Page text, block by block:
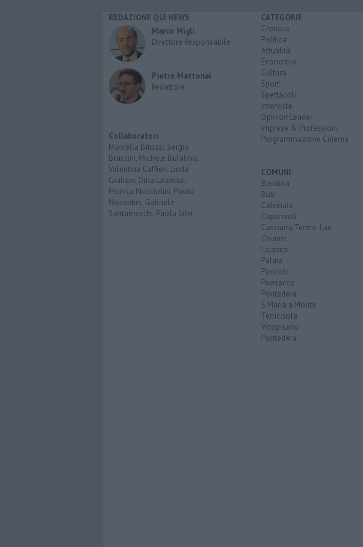
REDAZIONE QUI NEWS
Marco Migli
Direttore Responsabile
Pietro Mattonai
Redattore
Collaboratori
Marcella Bitozzi, Sergio
Braccini, Michele Bufalino,
Valentina Caffieri, Linda
Giuliani, Dina Laurenzi,
Monica Nocciolini, Paolo
Nocentini, Gabriele
Santarnecchi, Paola Silvi.
CATEGORIE
Cronaca
Politica
Attualità
Economia
Cultura
Sport
Spettacoli
Interviste
Opinion Leader
Imprese & Professioni
Programmazione Cinema
COMUNI
Bientina
Buti
Calcinaia
Capannoli
Casciana Terme-Lari
Chianni
Lajatico
Palaia
Peccioli
Ponsacco
Pontedera
S.Maria a Monte
Terricciola
Vicopisano
Pontedera